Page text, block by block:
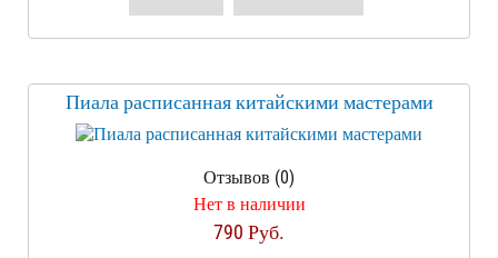
Пиала расписанная китайскими мастерами
Отзывов (0)
Нет в наличии
790 Руб.